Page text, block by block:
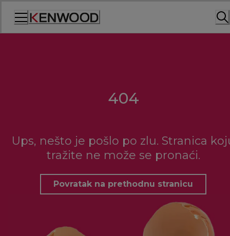
404
Ups, nešto je pošlo po zlu. Stranica
tražite ne može se pronaći.
Povratak na prethodnu stranicu